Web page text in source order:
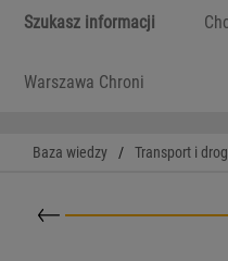
Szukasz informacji
Warszawa Chroni
Baza wiedzy / Transport i